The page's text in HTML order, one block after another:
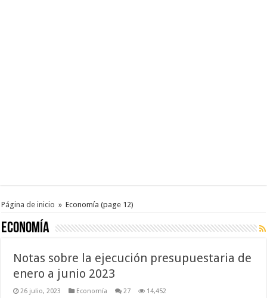
Página de inicio » Economía (page 12)
Economía
Notas sobre la ejecución presupuestaria de
enero a junio 2023
26 julio, 2023 Economía 27 14,452